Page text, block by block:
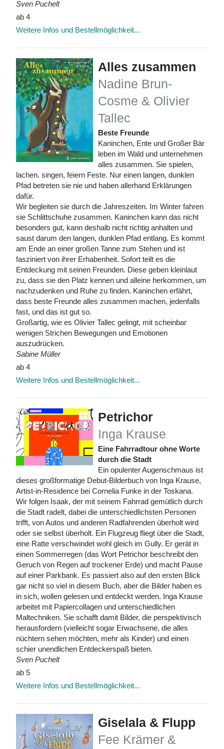
Sven Puchelt
ab 4
Weitere Infos und Bestellmöglichkeit...
Alles zusammen
Nadine Brun-
Cosme & Olivier
Tallec
Beste Freunde
Kaninchen, Ente und Großer Bär
leben im Wald und unternehmen
alles zusammen. Sie spielen,
lachen. singen, feiern Feste. Nur einen langen, dunklen
Pfad betreten sie nie und haben allerhand Erklärungen
dafür.
Wir begleiten sie durch die Jahreszeiten. Im Winter fahren
sie Schlittschuhe zusammen. Kaninchen kann das nicht
besonders gut, kann deshalb nicht richtig anhalten und
saust darum den langen, dunklen Pfad entlang. Es kommt
am Ende an einer großen Tanne zum Stehen und ist
fasziniert von ihrer Erhabenheit. Sofort teilt es die
Entdeckung mit seinen Freunden. Diese geben kleinlaut
zu, dass sie den Platz kennen und alleine herkommen, um
nachzudenken und Ruhe zu finden. Kaninchen erfährt,
dass beste Freunde alles zusammen machen, jedenfalls
fast, und das ist gut so.
Großartig, wie es Olivier Tallec gelingt, mit scheinbar
wenigen Strichen Bewegungen und Emotionen
auszudrücken.
Sabine Müller
ab 4
Weitere Infos und Bestellmöglichkeit...
Petrichor
Inga Krause
Eine Fahrradtour ohne Worte
durch die Stadt
Ein opulenter Augenschmaus ist
dieses großformatige Debut-Bilderbuch von Inga Krause,
Artist-in-Residence bei Cornelia Funke in der Toskana.
Wir folgen Isaak, der mit seinem Fahrrad gemütlich durch
die Stadt radelt, dabei die unterschiedlichsten Personen
trifft, von Autos und anderen Radfahrenden überholt wird
oder sie selbst überholt. Ein Flugzeug fliegt über die Stadt,
eine Ratte verschwindet wohl gleich im Gully. Er gerät in
einen Sommerregen (das Wort Petrichor beschreibt den
Geruch von Regen auf trockener Erde) und macht Pause
auf einer Parkbank. Es passiert also auf den ersten Blick
gar nicht so viel in diesem Buch, aber die Bilder haben es
in sich, wollen gelesen und entdeckt werden. Inga Krause
arbeitet mit Papiercollagen und unterschiedlichen
Maltechniken. Sie schafft damit Bilder, die perspektivisch
herausfordern (vielleicht sogar Erwachsene, die alles
nüchtern sehen möchten, mehr als Kinder) und einen
schier unendlichen Entdeckerspaß bieten.
Sven Puchelt
ab 5
Weitere Infos und Bestellmöglichkeit...
Giselala & Flupp
Fee Krämer &